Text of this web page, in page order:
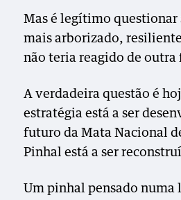
Mas é legítimo
mais arborizado,
não teria reagido de outra
A verdadeira questão é
estratégia está a ser
futuro da Mata Nacional
Pinhal está a ser
Um pinhal pensado numa